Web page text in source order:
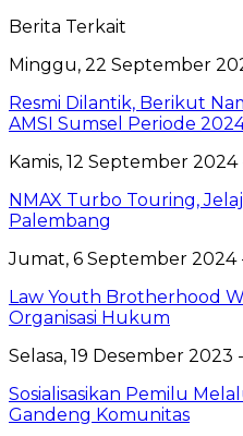
Berita Terkait
Minggu, 22 September
Resmi Dilantik, Berikut
AMSI Sumsel Periode
Kamis, 12 September 2024
NMAX Turbo Touring,
Palembang
Jumat, 6 September 2024
Law Youth Brotherhood
Organisasi Hukum
Selasa, 19 Desember 2023
Sosialisasikan Pemilu
Gandeng Komunitas